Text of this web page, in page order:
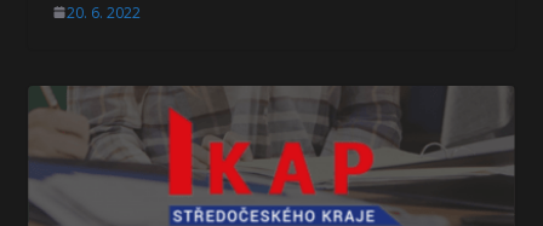
20. 6. 2022